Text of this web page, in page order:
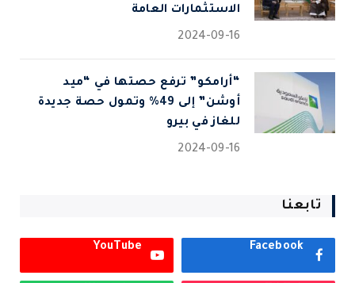
الاستثمارات العامة
2024-09-16
“أرامكو” ترفع حصتها في “ميد
أوشن” إلى 49% وتمول حصة جديدة
للغاز في بيرو
2024-09-16
تابعنا
Facebook
YouTube